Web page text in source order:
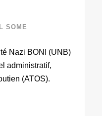
SOME
Nazi BONI (UNB)
administratif,
(ATOS).